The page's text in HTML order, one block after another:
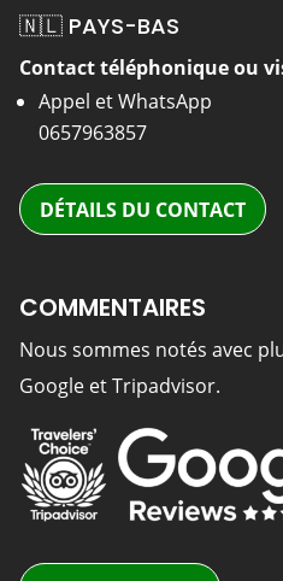
🇳🇱 PAYS-BAS
Contact téléphonique ou
Appel et WhatsApp
0657963857
DÉTAILS DU CONTACT
COMMENTAIRES
Nous sommes notés avec
Google et Tripadvisor.